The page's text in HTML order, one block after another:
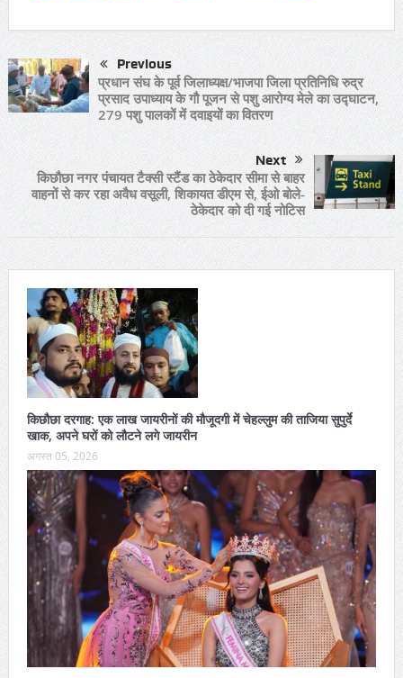
Previous
प्रधान संघ के पूर्व जिलाध्यक्ष/भाजपा जिला प्रतिनिधि रुद्र
प्रसाद उपाध्याय के गौ पूजन से पशु आरोग्य मेले का उद्घाटन,
279 पशु पालकों में दवाइयों का वितरण
Next
किछौछा नगर पंचायत टैक्सी स्टैंड का ठेकेदार सीमा से बाहर
वाहनों से कर रहा अवैध वसूली, शिकायत डीएम से, ईओ बोले-
ठेकेदार को दी गई नोटिस
किछौछा दरगाह: एक लाख जायरीनों की मौजूदगी में चेहल्लुम की ताजिया सुपुर्दे
खाक, अपने घरों को लौटने लगे जायरीन
अगस्त 05, 2026